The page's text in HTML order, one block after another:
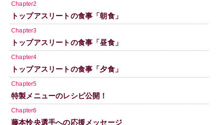
Chapter2
トップアスリートの食事「朝食」
Chapter3
トップアスリートの食事「昼食」
Chapter4
トップアスリートの食事「夕食」
Chapter5
特製メニューのレシピ公開！
Chapter6
藤本怜央選手への応援メッセージ